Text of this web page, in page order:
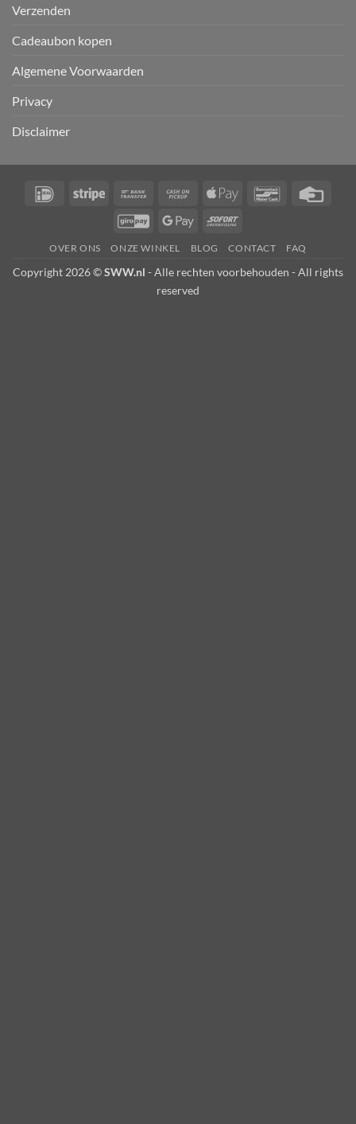
Verzenden
Cadeaubon kopen
Algemene Voorwaarden
Privacy
Disclaimer
IDeal Stripe
Bank
Cash
Pickup
Apple
Bancontact
GiroPay Google
Sofort
OVER ONS ONZE WINKEL BLOG CONTACT FAQ
Copyright 2026 ©SWW.nl - Alle rechten voorbehouden - All rights
reserved